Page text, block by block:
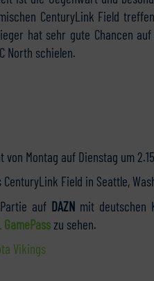
CenturyLink Field
hat sehr gute Chancen
North schielen.
Montag auf Dienstag um
Field in Seattle,
auf DAZNmit deutschen
GamePass zu sehen.
Vikings